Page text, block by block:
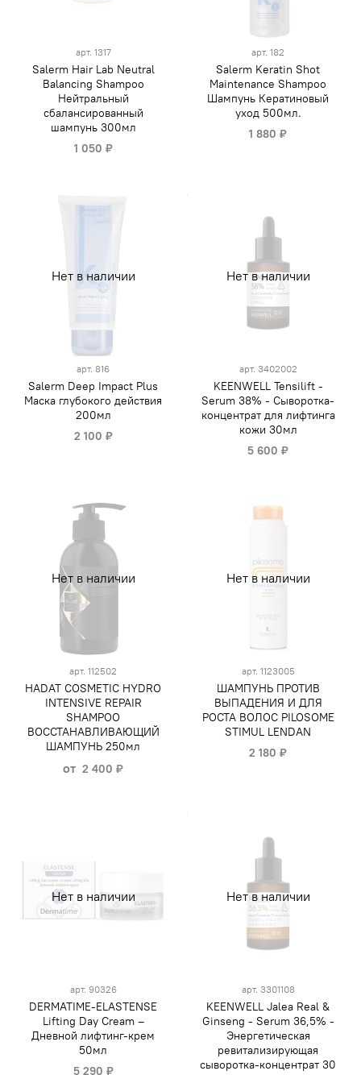
арт. 1317
Salerm Hair Lab Neutral
Balancing Shampoo
Нейтральный
сбалансированный
шампунь 300мл
1 050 ₽
арт. 182
Salerm Keratin Shot
Maintenance Shampoo
Шампунь Кератиновый
уход 500мл.
1 880 ₽
Нет в наличии
арт. 816
Salerm Deep Impact Plus
Маска глубокого действия
200мл
2 100 ₽
Нет в наличии
арт. 3402002
KEENWELL Tensilift -
Serum 38% - Сыворотка-
концентрат для лифтинга
кожи 30мл
5 600 ₽
Нет в наличии
арт. 112502
HADAT COSMETIC HYDRO
INTENSIVE REPAIR
SHAMPOO
ВОССТАНАВЛИВАЮЩИЙ
ШАМПУНЬ 250мл
от 2 400 ₽
Нет в наличии
арт. 1123005
ШАМПУНЬ ПРОТИВ
ВЫПАДЕНИЯ И ДЛЯ
РОСТА ВОЛОС PILOSOME
STIMUL LENDAN
2 180 ₽
Нет в наличии
арт. 90326
DERMATIME-ELASTENSE
Lifting Day Cream –
Дневной лифтинг-крем
50мл
5 290 ₽
Нет в наличии
арт. 3301108
KEENWELL Jalea Real &
Ginseng - Serum 36,5% -
Энергетическая
ревитализирующая
сыворотка-концентрат 30